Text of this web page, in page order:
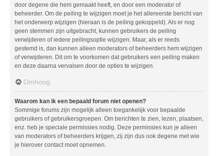
door degene die hem gemaakt heeft, en door een moderator of
beheerder. Om de peiling te wijzigen moet je het allereerste bericht van
het onderwerp wijzigen (hieraan is de peiling gekoppeld). Als er nog
geen stemmen zijn uitgebracht, kunnen gebruikers de peiling
verwijderen of iedere peilingsoptie wijzigen. Maar, als er reeds
gestemd is, dan kunnen alleen moderators of beheerders hem wijzigen
of verwijderen. Dit om te voorkomen dat gebruikers een peiling maken
en deze daarna vervalsen door de opties te wijzigen.
Omhoog
Waarom kan ik een bepaald forum niet openen?
Sommige forums zijn mogelijk alleen toegankelijk voor bepaalde
gebruikers of gebruikersgroepen. Om berichten te zien, lezen, plaatsen,
enz. heb je speciale permissies nodig. Deze permissies kun je alleen
van moderators of beheerders krijgen, zij zijn dus ook degene met wie
je hierover contact moet opnemen.